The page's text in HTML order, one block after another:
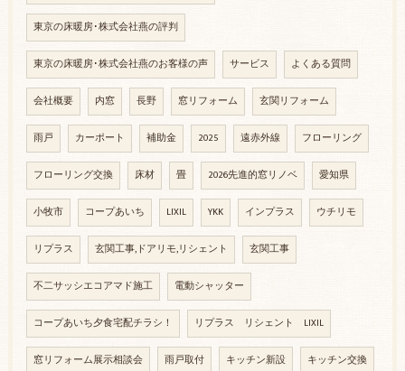
東京の床暖房･株式会社燕の評判
東京の床暖房･株式会社燕のお客様の声 サービス よくある質問
会社概要 内窓 長野 窓リフォーム 玄関リフォーム
雨戸 カーポート 補助金 2025 遠赤外線 フローリング
フローリング交換 床材 畳 2026先進的窓リノベ 愛知県
小牧市 コープあいち LIXIL YKK インプラス ウチリモ
リプラス 玄関工事,ドアリモ,リシェント 玄関工事
不二サッシエコアマド施工 電動シャッター
コープあいち夕食宅配チラシ！ リプラス リシェント LIXIL
窓リフォーム展示相談会 雨戸取付 キッチン新設 キッチン交換